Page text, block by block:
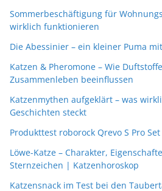
Sommerbeschäftigung für
wirklich funktionieren
Die Abessinier – ein kleiner Puma
Katzen & Pheromone – Wie
Zusammenleben beeinflussen
Katzenmythen aufgeklärt – was
Geschichten steckt
Produkttest roborock Qrevo S Pro
Löwe-Katze – Charakter,
Sternzeichen | Katzenhoroskop
Katzensnack im Test bei den